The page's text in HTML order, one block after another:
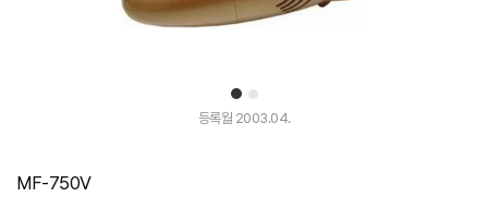
1 2
등록월 2003.04.
MF-750V